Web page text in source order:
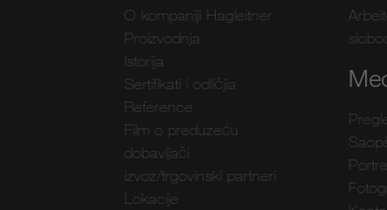
O kompaniji Hagleitner
Proizvodnja
Istorija
Sertifikati i odličjia
Reference
Film o preduzeću
dobavljači
izvoz/trgovinski partneri
Lokacije